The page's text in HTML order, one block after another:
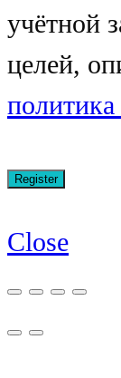
учётной
целей,
Close